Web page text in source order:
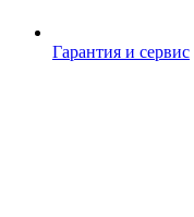
Гарантия и сервис